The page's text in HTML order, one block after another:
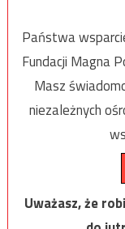
Państwa
Fundacji Magna
Masz
niezależnych
Uważasz, że